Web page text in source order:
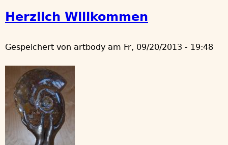
Herzlich Willkommen
Gespeichert von artbody am Fr, 09/20/2013 - 19:48